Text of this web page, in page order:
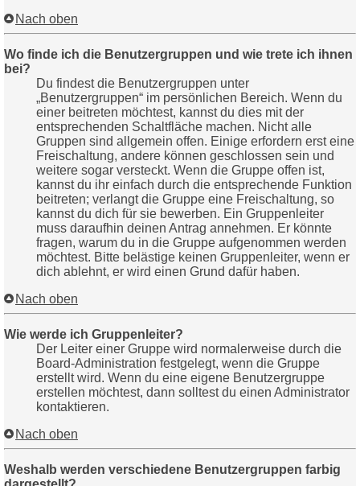
Nach oben
Wo finde ich die Benutzergruppen und wie trete ich ihnen
bei?
Du findest die Benutzergruppen unter
„Benutzergruppen“ im persönlichen Bereich. Wenn du
einer beitreten möchtest, kannst du dies mit der
entsprechenden Schaltfläche machen. Nicht alle
Gruppen sind allgemein offen. Einige erfordern erst eine
Freischaltung, andere können geschlossen sein und
weitere sogar versteckt. Wenn die Gruppe offen ist,
kannst du ihr einfach durch die entsprechende Funktion
beitreten; verlangt die Gruppe eine Freischaltung, so
kannst du dich für sie bewerben. Ein Gruppenleiter
muss daraufhin deinen Antrag annehmen. Er könnte
fragen, warum du in die Gruppe aufgenommen werden
möchtest. Bitte belästige keinen Gruppenleiter, wenn er
dich ablehnt, er wird einen Grund dafür haben.
Nach oben
Wie werde ich Gruppenleiter?
Der Leiter einer Gruppe wird normalerweise durch die
Board-Administration festgelegt, wenn die Gruppe
erstellt wird. Wenn du eine eigene Benutzergruppe
erstellen möchtest, dann solltest du einen Administrator
kontaktieren.
Nach oben
Weshalb werden verschiedene Benutzergruppen farbig